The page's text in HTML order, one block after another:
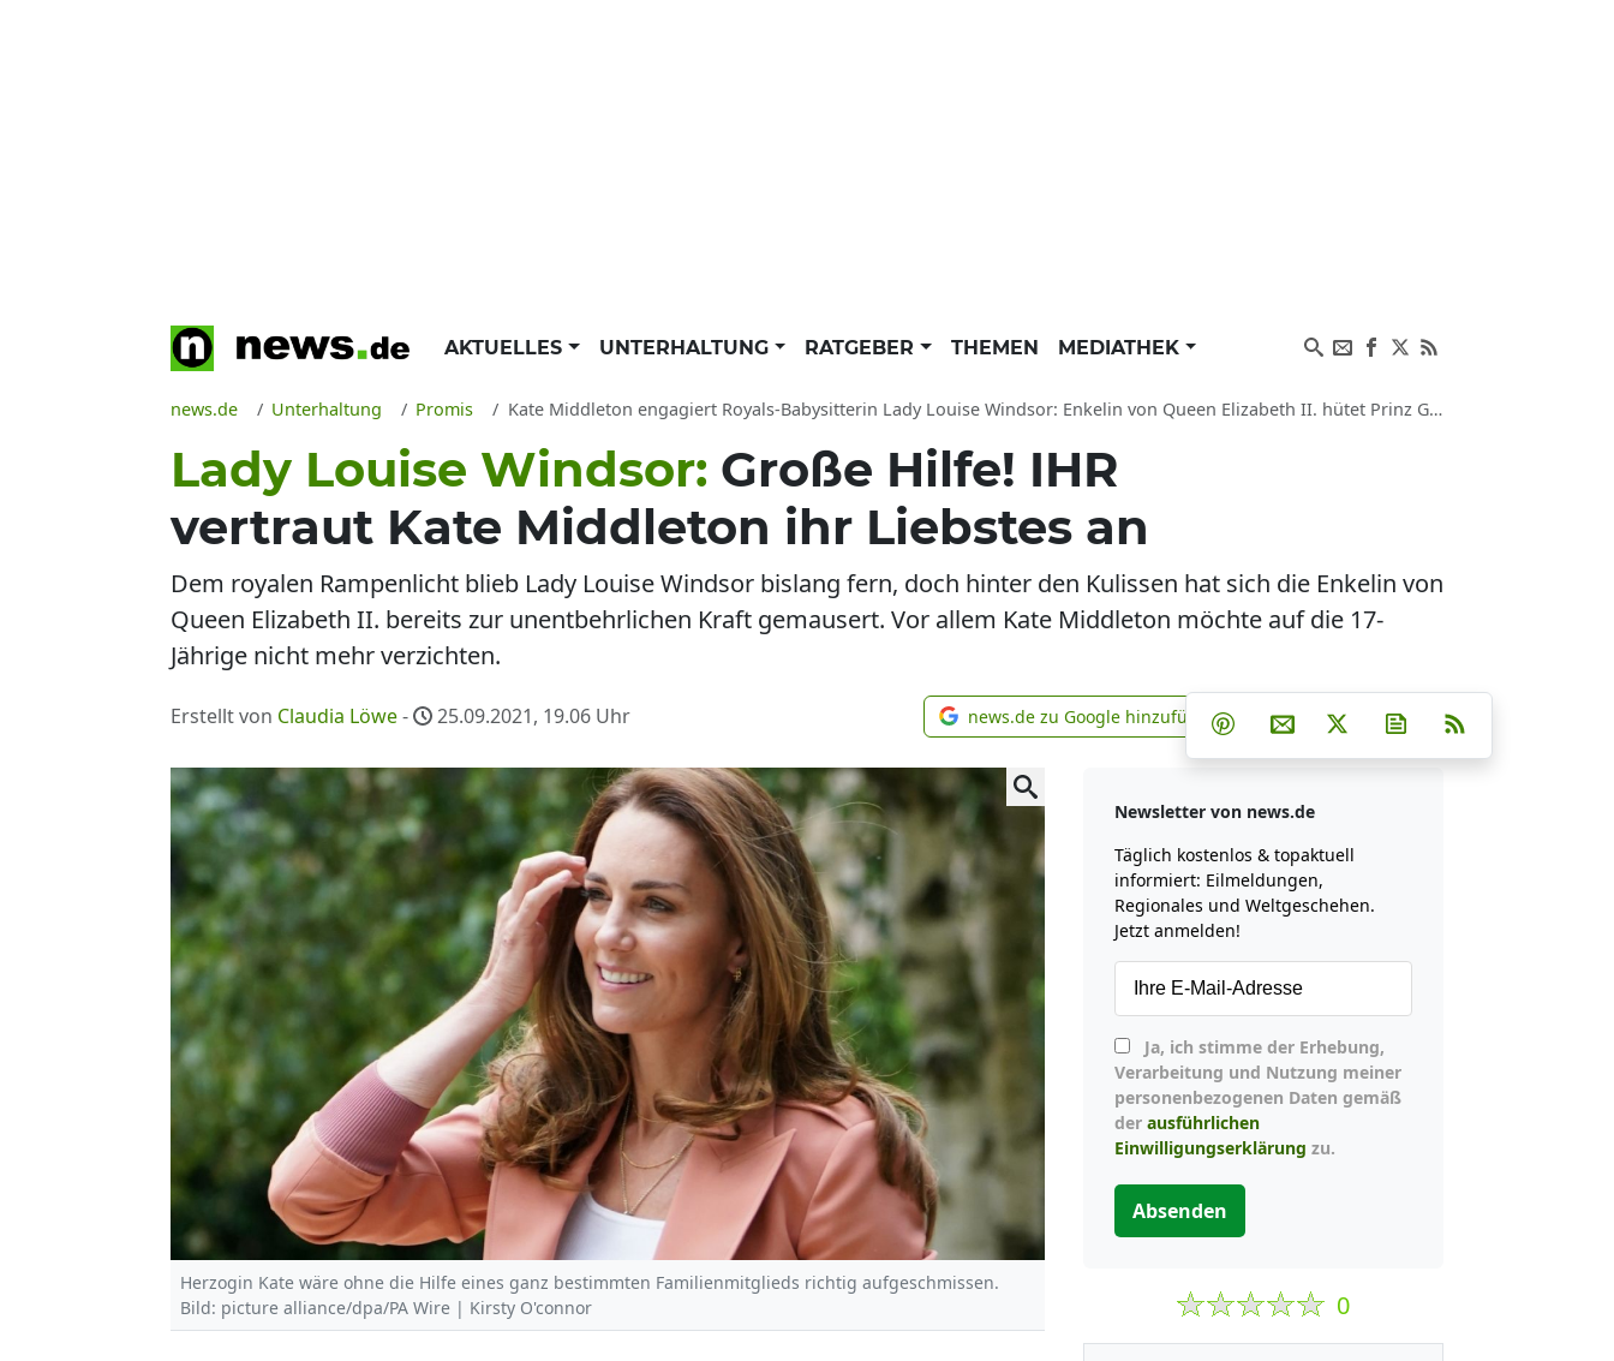
AKTUELLES UNTERHALTUNG RATGEBER THEMEN MEDIATHEK
news.de Unterhaltung Promis Kate Middleton engagiert Royals-Babysitterin Lady Louise Windsor: Enkelin von Queen Elizabeth II. hütet Prinz George Charlotte Louis
Lady Louise Windsor: Große Hilfe! IHR
vertraut Kate Middleton ihr Liebstes an
Dem royalen Rampenlicht blieb Lady Louise Windsor bislang fern, doch hinter den Kulissen hat sich die Enkelin von
Queen Elizabeth II. bereits zur unentbehrlichen Kraft gemausert. Vor allem Kate Middleton möchte auf die 17-
Jährige nicht mehr verzichten.
Erstellt von Claudia Löwe- 25.09.2021, 19.06 Uhr news.de zu Google hinzufügen
news.de zu Google hinzufügen Teilen auf Facebook
Teilen auf Whatsapp
Teilen auf Telegram
Teilen auf Pinterest
Per E-Mail teilen
Post auf XNewsletter
Herzogin Kate wäre ohne die Hilfe eines ganz bestimmten Familienmitglieds richtig aufgeschmissen.
Bild: picture alliance/dpa/PA Wire | Kirsty O'connor
Newsletter von news.de
Täglich kostenlos & topaktuell
informiert: Eilmeldungen,
Regionales und Weltgeschehen.
Jetzt anmelden!
Verarbeitung und Nutzung meiner
personenbezogenen Daten gemäß
der ausführlichen
Einwilligungserklärung zu.
Absenden
0